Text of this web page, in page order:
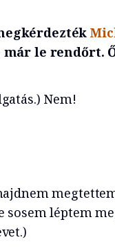
le rendőrt.
Nem!
sosem léptem